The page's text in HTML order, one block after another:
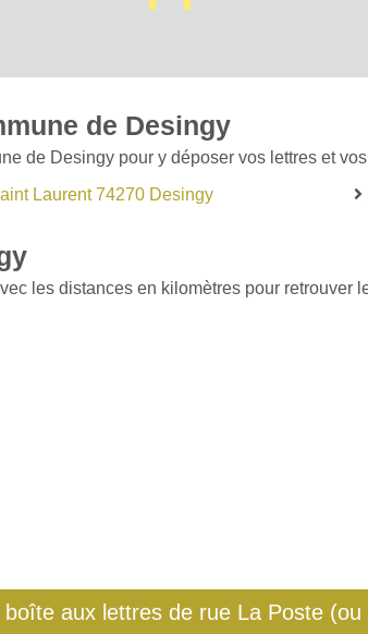
de Desingy
de Desingy pour y déposer vos lettres et
Laurent 74270 Desingy
les distances en kilomètres pour retrouver
aux lettres de rue La Poste